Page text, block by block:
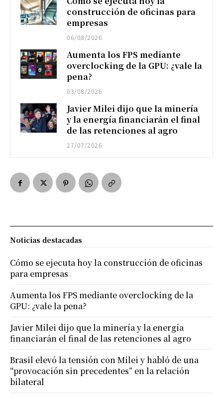
construcción de oficinas para
empresas
06/08/2026
Aumenta los FPS mediante
overclocking de la GPU: ¿vale la
pena?
03/08/2026
Javier Milei dijo que la minería
y la energía financiarán el final
de las retenciones al agro
27/07/2026
Noticias destacadas
Cómo se ejecuta hoy la construcción de oficinas
para empresas
Aumenta los FPS mediante overclocking de la
GPU: ¿vale la pena?
Javier Milei dijo que la minería y la energía
financiarán el final de las retenciones al agro
Brasil elevó la tensión con Milei y habló de una
“provocación sin precedentes” en la relación
bilateral